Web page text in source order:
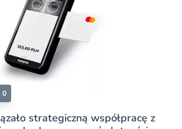
0
strategiczną współpracę z